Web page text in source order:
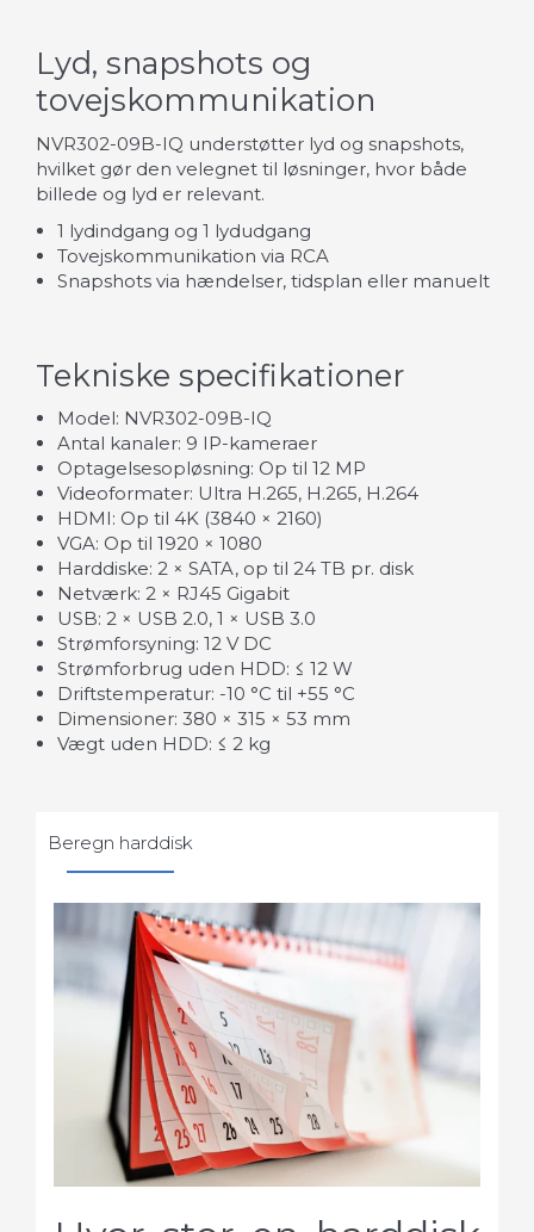
Lyd, snapshots og
tovejskommunikation
NVR302-09B-IQ understøtter lyd og snapshots,
hvilket gør den velegnet til løsninger, hvor både
billede og lyd er relevant.
1 lydindgang og 1 lydudgang
Tovejskommunikation via RCA
Snapshots via hændelser, tidsplan eller manuelt
Tekniske specifikationer
Model: NVR302-09B-IQ
Antal kanaler: 9 IP-kameraer
Optagelsesopløsning: Op til 12 MP
Videoformater: Ultra H.265, H.265, H.264
HDMI: Op til 4K (3840 × 2160)
VGA: Op til 1920 × 1080
Harddiske: 2 × SATA, op til 24 TB pr. disk
Netværk: 2 × RJ45 Gigabit
USB: 2 × USB 2.0, 1 × USB 3.0
Strømforsyning: 12 V DC
Strømforbrug uden HDD: ≤ 12 W
Driftstemperatur: -10 °C til +55 °C
Dimensioner: 380 × 315 × 53 mm
Vægt uden HDD: ≤ 2 kg
Beregn harddisk